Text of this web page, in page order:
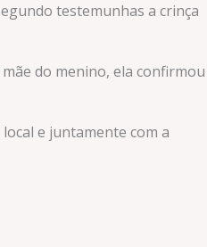
testemunhas a crinça
do menino, ela confirmou
e juntamente com a